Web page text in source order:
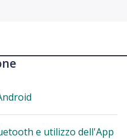
e utilizzo dell'App